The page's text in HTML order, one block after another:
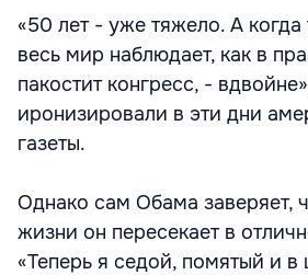
«50 лет - уже тяжело. А когда
весь мир наблюдает, как в
пакостит конгресс, -
иронизировали в эти дни
газеты.
Однако сам Обама заверяет,
жизни он пересекает в
«Теперь я седой, помятый и в